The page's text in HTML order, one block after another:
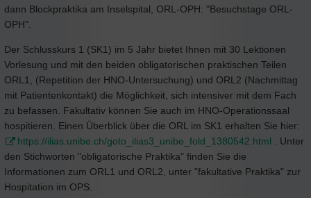
dann Blockpraktika am Inselspital, ORL-OPH: "Besuchstage ORL-
OPH".
Der Schlusskurs 1 (SK1) im 5 Jahr bietet Ihnen mit 30 Lektionen
Vorlesung und mit den beiden obligatorischen praktischen Teilen
ORL1, (Repetition der HNO-Untersuchung) und ORL2 (Nachmittag
mit Patientenkontakt) die Möglichkeit, sich intensiver mit dem Fach
zu befassen. Fakultativ können Sie auch im HNO-Operationssaal
hospitieren. Einen Überblick über die ORL im SK1 erhalten Sie hier:
https://ilias.unibe.ch/goto_ilias3_unibe_fold_1380542.html . Unter
den Stichworten "obligatorische Praktika" finden Sie die
Informationen zum ORL1 und ORL2, unter "fakultative Praktika" zur
Hospitation im OPS.